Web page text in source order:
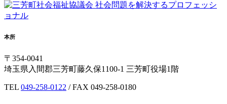
社会問題を解決するプロフェッシ
ョナル
本所
〒354-0041
埼玉県入間郡三芳町藤久保1100-1 三芳町役場1階
TEL 049-258-0122 / FAX 049-258-0180